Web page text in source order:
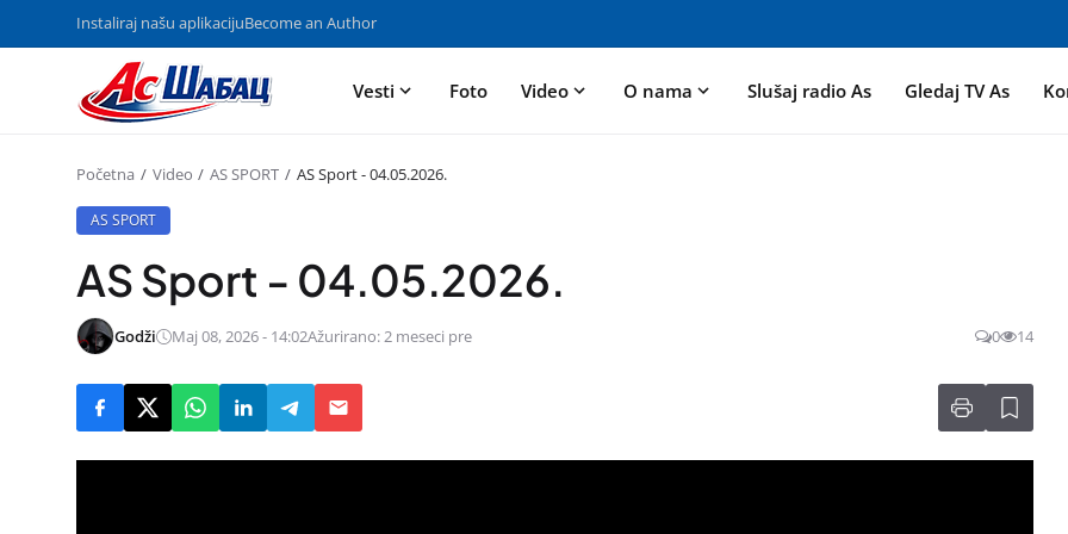
Instaliraj našu aplikacijuBecome an Author
Vesti Foto Video O nama Slušaj radio As Gledaj TV As
Početna Video AS SPORT AS Sport - 04.05.2026.
AS SPORT
AS Sport - 04.05.2026.
Godži Maj 08, 2026 - 14:02Ažurirano: 2 meseci pre 0 14